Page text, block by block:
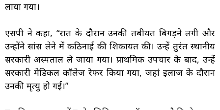
लाया गया।
एसपी ने कहा, “रात के दौरान उनकी तबीयत बिगड़ने लगी और
उन्होंने सांस लेने में कठिनाई की शिकायत की। उन्हें तुरंत स्थानीय
सरकारी अस्पताल ले जाया गया। प्राथमिक उपचार के बाद, उन्हें
सरकारी मेडिकल कॉलेज रेफर किया गया, जहां इलाज के दौरान
उनकी मृत्यु हो गई।”